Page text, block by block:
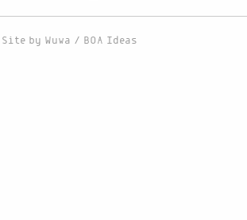
Site by Wuwa / BOA Ideas